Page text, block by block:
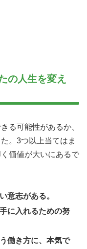
の人生を変え
る可能性があるか、
。3つ以上当てはま
価値が大いにあるで
意志がある。
に入れるための努
働き方に、本気で